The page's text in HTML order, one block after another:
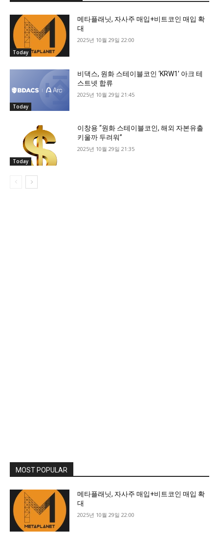
Today
메타플래닛, 자사주 매입+비트코인 매입 확
대
2025년 10월 29일 22:00
Today
비댁스, 원화 스테이블코인 ‘KRW1’ 아크 테
스트넷 합류
2025년 10월 29일 21:45
Today
이창용 “원화 스테이블코인, 해외 자본유출
키울까 두려워”
2025년 10월 29일 21:35
MOST POPULAR
메타플래닛, 자사주 매입+비트코인 매입 확
대
2025년 10월 29일 22:00